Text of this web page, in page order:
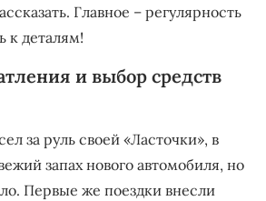
Главное – регулярность
к деталям!
и выбор средств
за руль своей «Ласточки», в
запах нового автомобиля, но
Первые же поездки внесли